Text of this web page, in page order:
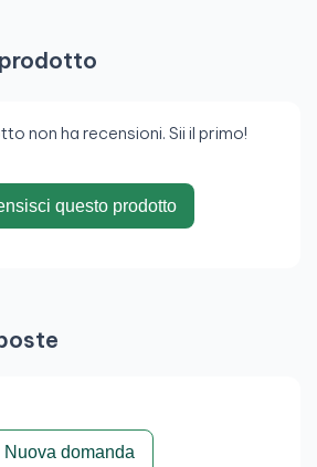
non ha recensioni. Sii il primo!
questo prodotto
Nuova domanda